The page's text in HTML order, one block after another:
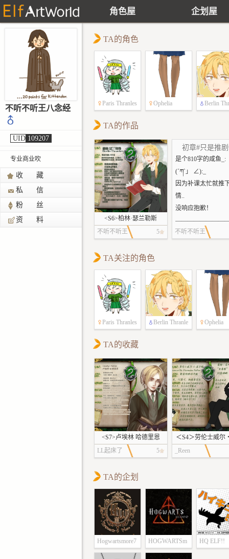
角色屋 企划屋
不听不听王八念经
UID 109207
专业商业吹
收 藏
私 信
粉 丝
资 料
TA的角色
Paris Thranles Ophelia
Berlin
TA的作品
<S6>柏林·瑟兰勒斯
不听不听王
5
初章#只是推
是个810字的咸鱼_:
(´ཀ`」 ∠):_
因为补课太忙就推
情..
没响应抱歉！
“嘟——”
柏林无奈地看
痛哭的母亲和大姐
口气。
“每年都是这样
托了妈，我都快要
了？！”
瑟兰勒斯夫人
泪。
“这种事怎么可
惯嘛！看着长大的
下子就长这么大了
年都要离家这么久
不得欸...呜呜呜.....”
被姐姐搂住大
“喂！老哥！”
远处传来了帕
喊声。
“我先上车啦！
再见！”
柏林向声音的
不听不听王
TA关注的角色
Paris Thranles
Berlin Thranle
Ophelia
TA的收藏
<S7>卢埃林 哈德里恩
LL起床了
5
＜S4＞劳伦士威尔
道尔顿
_Reen
TA的企划
Hogwartsmore7
HOGWARTSm
ore6
HQ ELF!!